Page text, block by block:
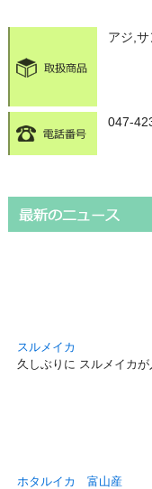
アジ,
047-
スルメイカ
久しぶりに スルメイカ
ホタルイカ 富山産